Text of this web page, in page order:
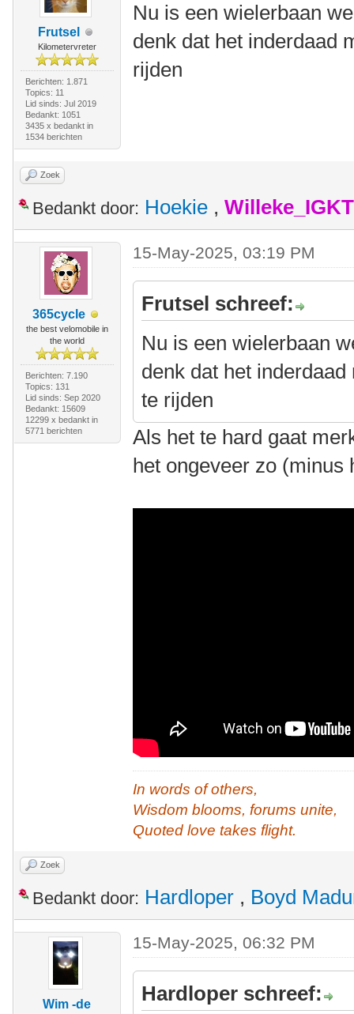
Frutsel
Kilometervreter
Berichten: 1.871
Topics: 11
Lid sinds: Jul 2019
Bedankt: 1051
3435 x bedankt in
1534 berichten
Nu is een wielerbaan
denk dat het inderdaad
rijden
Zoek
Bedankt door: Hoekie , Willeke_IGKT
365cycle
the best velomobile in
the world
Berichten: 7.190
Topics: 131
Lid sinds: Sep 2020
Bedankt: 15609
12299 x bedankt in
5771 berichten
15-May-2025, 03:19 PM
Frutsel schreef:
Nu is een wielerbaan
denk dat het
te rijden
Als het te hard gaat
het ongeveer zo (minus
In words of others,
Wisdom blooms, forums unite,
Quoted love takes flight.
Zoek
Bedankt door: Hardloper , Boyd
Wim -de
15-May-2025, 06:32 PM
Hardloper schreef: